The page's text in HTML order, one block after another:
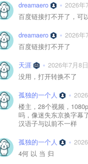
dreamaero 2026年
百度链接打不开了，可
dreamaero 2026年
百度链接打不开了
天涯 2026年7月8日
没用，打开转换不了
孤独的一个人
楼主，28个视频，
吗，像迷失东京换字幕
汉语子与以前不一样
孤独的一个人
4何 以 当 归